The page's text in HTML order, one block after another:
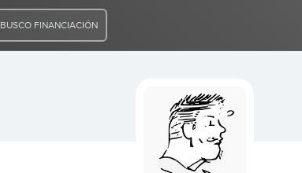
BUSCO FINANCIACIÓN